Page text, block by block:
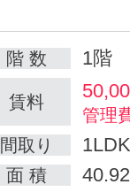
階 数 1階
賃料
管理
間取り
1LDK
面 積